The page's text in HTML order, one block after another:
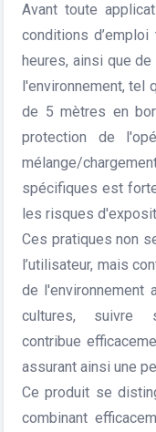
Avant toute
conditions
heures, ainsi que
l'environnement, tel
de 5 mètres en
protection de
mélange/
spécifiques est
les risques
Ces pratiques non
l’utilisateur, mais
de l'environnement
cultures, suivre
contribue
assurant ainsi une
Ce produit se
combinant